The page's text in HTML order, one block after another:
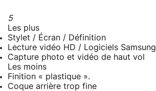
5
Les plus
Stylet / Écran / Définition
Lecture vidéo HD / Logiciels Samsung
Capture photo et vidéo de haut vol
Les moins
Finition « plastique ».
Coque arrière trop fine